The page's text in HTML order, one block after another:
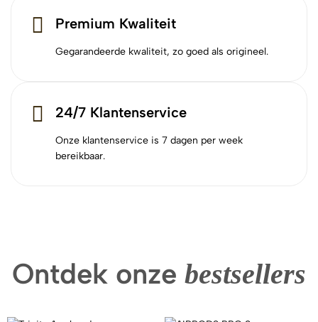
Premium Kwaliteit
Gegarandeerde kwaliteit, zo goed als origineel.
24/7 Klantenservice
Onze klantenservice is 7 dagen per week
bereikbaar.
Ontdek onze bestsellers